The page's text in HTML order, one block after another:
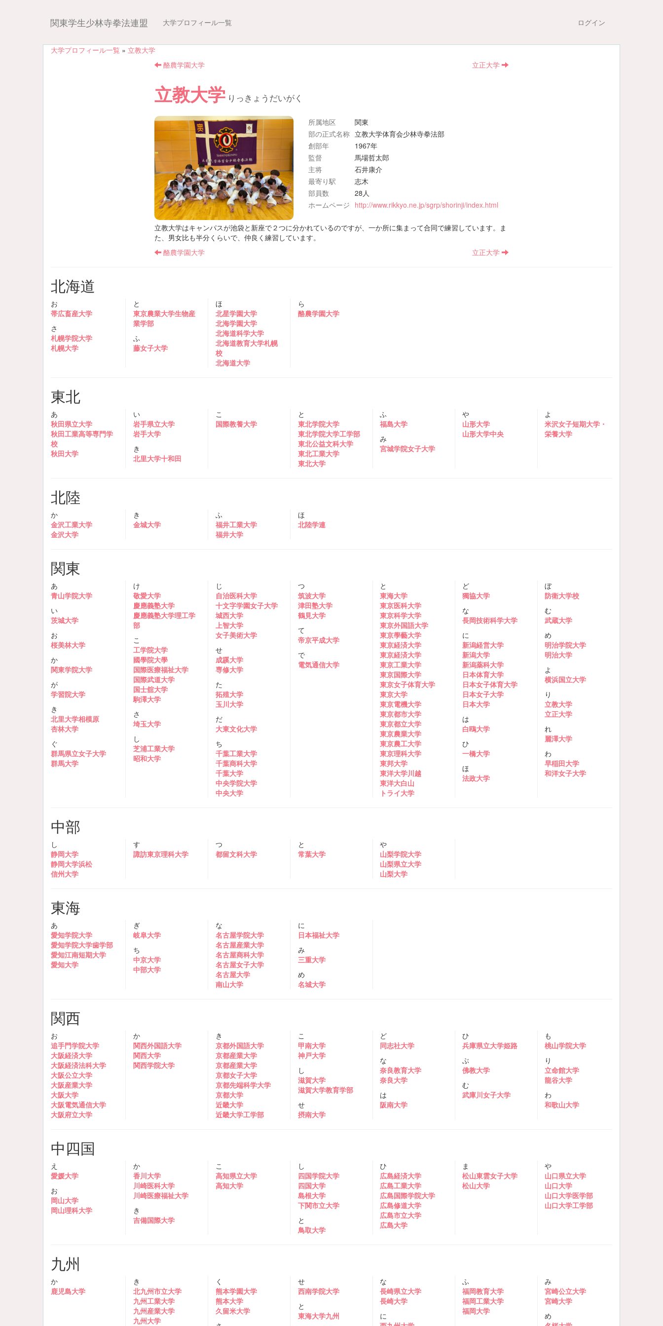
関東学生少林寺拳法連盟 大学プロフィール一覧 ログイン
大学プロフィール一覧 » 立教大学
酪農学園大学
立正大学
立教大学 りっきょうだいがく
所属地区
関東
部の正式名称 立教大学体育会少林寺拳法部
創部年
1967年
監督
馬場哲太郎
主将
石井康介
最寄り駅
志木
部員数
28人
ホームページ http://www.rikkyo.ne.jp/sgrp/shorinji/index.html
立教大学はキャンパスが池袋と新座で２つに分かれているのですが、一か所に集まって合同で練習しています。ま
た、男女比も半分くらいで、仲良く練習しています。
酪農学園大学
立正大学
北海道
お
帯広畜産大学
さ
札幌学院大学
札幌大学
と
東京農業大学生物産
業学部
ふ
藤女子大学
ほ
北星学園大学
北海学園大学
北海道科学大学
北海道教育大学札幌
校
北海道大学
ら
酪農学園大学
東北
あ
秋田県立大学
秋田工業高等専門学
校
秋田大学
い
岩手県立大学
岩手大学
き
北里大学十和田
こ
国際教養大学
と
東北学院大学
東北学院大学工学部
東北公益文科大学
東北工業大学
東北大学
ふ
福島大学
み
宮城学院女子大学
や
山形大学
山形大学中央
よ
米沢女子短期大学・
栄養大学
北陸
か
金沢工業大学
金沢大学
き
金城大学
ふ
福井工業大学
福井大学
ほ
北陸学連
関東
あ
青山学院大学
い
茨城大学
お
桜美林大学
か
関東学院大学
が
学習院大学
き
北里大学相模原
杏林大学
ぐ
群馬県立女子大学
群馬大学
け
敬愛大学
慶應義塾大学
慶應義塾大学理工学
部
こ
工学院大学
國學院大學
国際医療福祉大学
国際武道大学
国士舘大学
駒澤大学
さ
埼玉大学
し
芝浦工業大学
昭和大学
じ
自治医科大学
十文字学園女子大学
城西大学
上智大学
女子美術大学
せ
成蹊大学
専修大学
た
拓殖大学
玉川大学
だ
大東文化大学
ち
千葉工業大学
千葉商科大学
千葉大学
中央学院大学
中央大学
つ
筑波大学
津田塾大学
鶴見大学
て
帝京平成大学
で
電気通信大学
と
東海大学
東京医科大学
東京科学大学
東京外国語大学
東京學藝大学
東京経済大学
東京経済大学
東京工業大学
東京国際大学
東京女子体育大学
東京大学
東京電機大学
東京都市大学
東京都立大学
東京農業大学
東京農工大学
東京理科大学
東邦大学
東洋大学川越
東洋大白山
トライ大学
ど
獨協大学
な
長岡技術科学大学
に
新潟経営大学
新潟大学
新潟薬科大学
日本体育大学
日本女子体育大学
日本女子大学
日本大学
は
白鴎大学
ひ
一橋大学
ほ
法政大学
ぼ
防衛大学校
む
武蔵大学
め
明治学院大学
明治大学
よ
横浜国立大学
り
立教大学
立正大学
れ
麗澤大学
わ
早稲田大学
和洋女子大学
中部
し
静岡大学
静岡大学浜松
信州大学
す
諏訪東京理科大学
つ
都留文科大学
と
常葉大学
や
山梨学院大学
山梨県立大学
山梨大学
東海
あ
愛知学院大学
愛知学院大学歯学部
愛知江南短期大学
愛知大学
ぎ
岐阜大学
ち
中京大学
中部大学
な
名古屋学院大学
名古屋産業大学
名古屋商科大学
名古屋女子大学
名古屋大学
南山大学
に
日本福祉大学
み
三重大学
め
名城大学
関西
お
追手門学院大学
大阪経済大学
大阪経済法科大学
大阪公立大学
大阪産業大学
大阪大学
大阪電気通信大学
大阪府立大学
か
関西外国語大学
関西大学
関西学院大学
き
京都外国語大学
京都産業大学
京都産業大学
京都女子大学
京都先端科学大学
京都大学
近畿大学
近畿大学工学部
こ
甲南大学
神戸大学
し
滋賀大学
滋賀大学教育学部
せ
摂南大学
ど
同志社大学
な
奈良教育大学
奈良大学
は
阪南大学
ひ
兵庫県立大学姫路
ぶ
佛教大学
む
武庫川女子大学
も
桃山学院大学
り
立命館大学
龍谷大学
わ
和歌山大学
中四国
え
愛媛大学
お
岡山大学
岡山理科大学
か
香川大学
川崎医科大学
川崎医療福祉大学
き
吉備国際大学
こ
高知県立大学
高知大学
し
四国学院大学
四国大学
島根大学
下関市立大学
と
鳥取大学
ひ
広島経済大学
広島工業大学
広島国際学院大学
広島修道大学
広島市立大学
広島大学
ま
松山東雲女子大学
松山大学
や
山口県立大学
山口大学
山口大学医学部
山口大学工学部
九州
か
鹿児島大学
き
北九州市立大学
九州工業大学
九州産業大学
九州大学
く
熊本学園大学
熊本大学
久留米大学
せ
西南学院大学
と
東海大学九州
な
長崎県立大学
長崎大学
に
ふ
福岡教育大学
福岡工業大学
福岡大学
み
宮崎公立大学
宮崎大学
め